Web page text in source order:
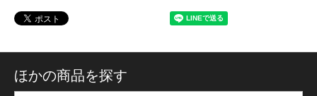
ほかの商品を探す